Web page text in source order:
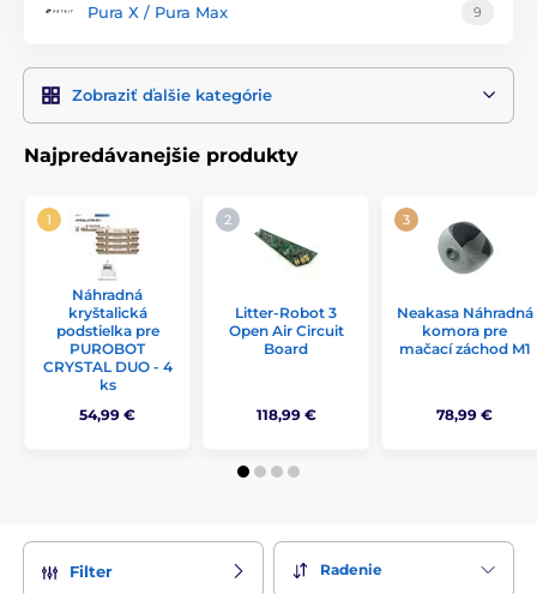
Pura X / Pura Max 9
Zobraziť ďalšie kategórie
Najpredávanejšie produkty
Náhradná
kryštalická
podstielka pre
PUROBOT
CRYSTAL DUO - 4
ks
54,99 €
Litter-Robot 3
Open Air Circuit
Board
118,99 €
Neakasa Náhradná
komora pre
mačací záchod M1
78,99 €
Filter Radenie